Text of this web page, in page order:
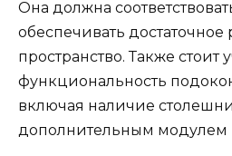
Она должна
обеспечивать достаточное
пространство. Также стоит
функциональность
включая наличие
дополнительным модулем